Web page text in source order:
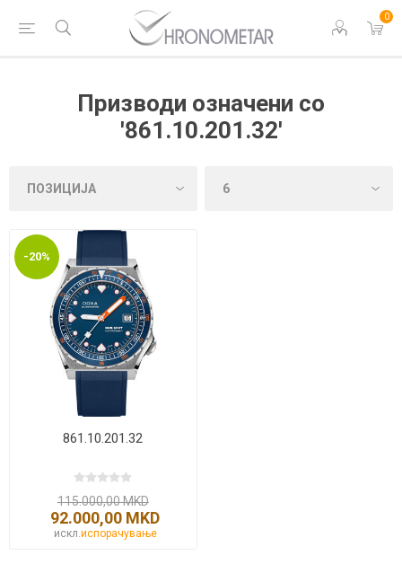
0
Призводи означени со
'861.10.201.32'
-20%
861.10.201.32
115.000,00 MKD
92.000,00 MKD
искл. испорачување